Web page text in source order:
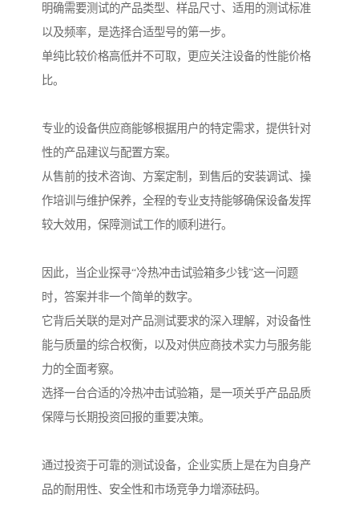
明确需要测试的产品类型、样品尺寸、适用的测试标准
以及频率，是选择合适型号的第一步。
单纯比较价格高低并不可取，更应关注设备的性能价格
比。
专业的设备供应商能够根据用户的特定需求，提供针对
性的产品建议与配置方案。
从售前的技术咨询、方案定制，到售后的安装调试、操
作培训与维护保养，全程的专业支持能够确保设备发挥
较大效用，保障测试工作的顺利进行。
因此，当企业探寻“冷热冲击试验箱多少钱”这一问题
时，答案并非一个简单的数字。
它背后关联的是对产品测试要求的深入理解，对设备性
能与质量的综合权衡，以及对供应商技术实力与服务能
力的全面考察。
选择一台合适的冷热冲击试验箱，是一项关乎产品品质
保障与长期投资回报的重要决策。
通过投资于可靠的测试设备，企业实质上是在为自身产
品的耐用性、安全性和市场竞争力增添砝码。